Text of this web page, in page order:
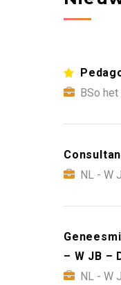
BSo
NL - W
– W JB –
NL - W